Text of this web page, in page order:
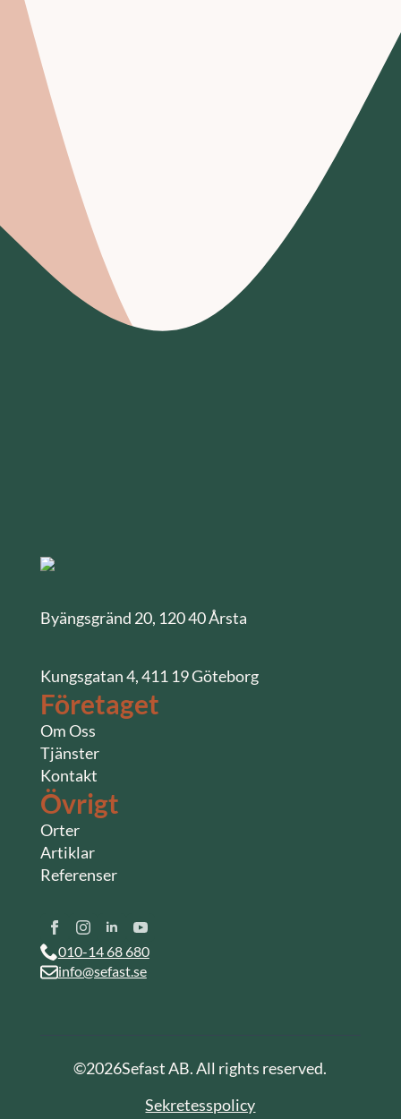
Byängsgränd 20, 120 40 Årsta
Kungsgatan 4, 411 19 Göteborg
Företaget
Om Oss
Tjänster
Kontakt
Övrigt
Orter
Artiklar
Referenser
010-14 68 680
info@sefast.se
©2026Sefast AB. All rights reserved.
Sekretesspolicy